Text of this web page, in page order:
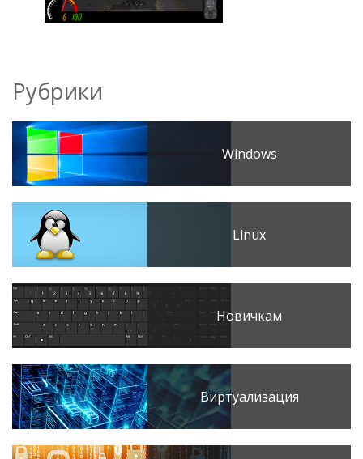
Рубрики
Windows
Linux
Новичкам
Виртуализация